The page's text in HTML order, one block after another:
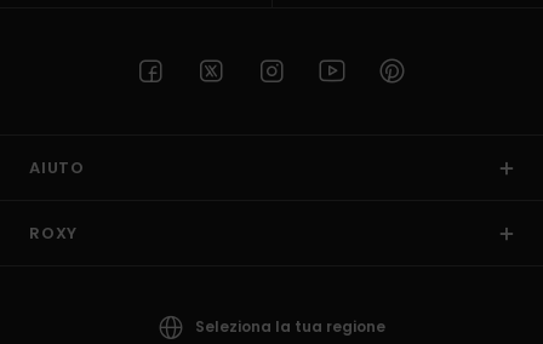
AIUTO
ROXY
Seleziona la tua regione